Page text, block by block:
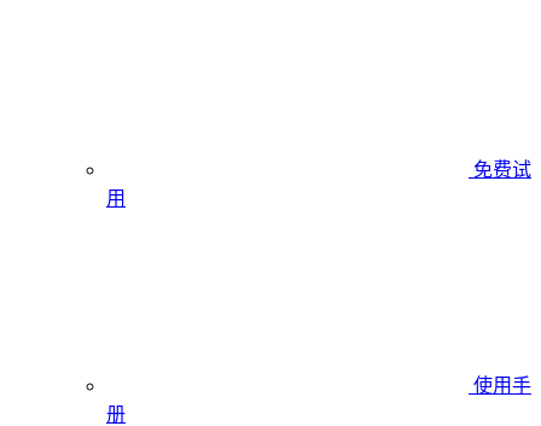
免费试
用
使用手
册